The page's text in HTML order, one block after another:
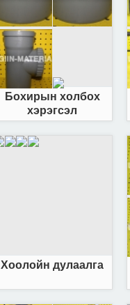
Бохирын холбох
хэрэгсэл
Хоолойн дулаалга